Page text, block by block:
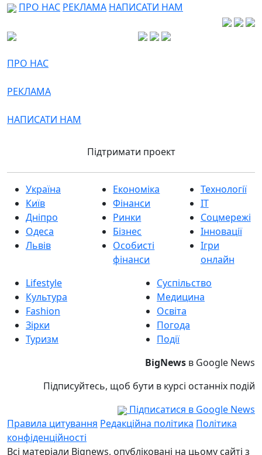
ПРО НАС РЕКЛАМА НАПИСАТИ НАМ
ПРО НАС
РЕКЛАМА
НАПИСАТИ НАМ
Підтримати проект
Україна
Київ
Дніпро
Одеса
Львів
Економіка
Фінанси
Ринки
Бізнес
Особисті
фінанси
Технології
IT
Соцмережі
Інновації
Ігри
онлайн
Lifestyle
Культура
Fashion
Зірки
Туризм
Суспільство
Медицина
Освіта
Погода
Події
BigNews в Google News
Підписуйтесь, щоб бути в курсі останніх подій
Підписатися в Google News
Правила цитування Редакційна політика Політика
конфіденційності
Всі матеріали Bignews, опубліковані на цьому сайті з